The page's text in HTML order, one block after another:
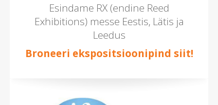
Esindame RX (endine Reed
Exhibitions) messe Eestis, Lätis ja
Leedus
Broneeri ekspositsioonipind siit!